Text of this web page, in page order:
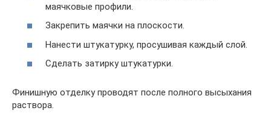
маячковые профили.
Закрепить маячки на плоскости.
Нанести штукатурку, просушивая каждый слой.
Сделать затирку штукатурки.
Финишную отделку проводят после полного высыхания
раствора.